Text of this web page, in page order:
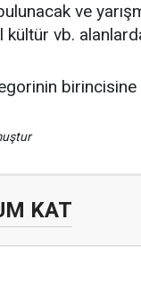
ve
kültür vb.
KAT